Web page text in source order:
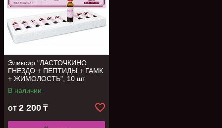
Эликсир "ЛАСТОЧКИНО
ГНЕЗДО + ПЕПТИДЫ + ГАМК
+ ЖИМОЛОСТЬ", 10 шт
В наличии
от 2 200 ₸